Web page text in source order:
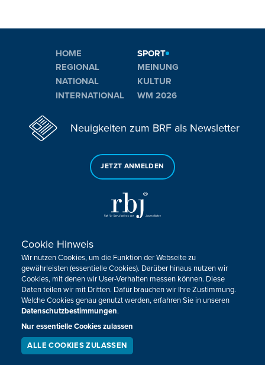
HOME
REGIONAL
NATIONAL
INTERNATIONAL
SPORT
MEINUNG
KULTUR
WM 2026
Neuigkeiten zum BRF als Newsletter
JETZT ANMELDEN
Sie haben noch Fragen oder Anmerkungen?
KONTAKTIEREN SIE UNS!
Impressum Datenschutz Kontakt
Barrierefreiheit
Cookie-Zustimmung anpassen
Design, Konzept & Programmierung:
Cookie Hinweis
Wir nutzen Cookies, um die Funktion der Webseite zu
gewährleisten (essentielle Cookies). Darüber hinaus nutzen wir
Cookies, mit denen wir User-Verhalten messen können. Diese
Daten teilen wir mit Dritten. Dafür brauchen wir Ihre Zustimmung.
Welche Cookies genau genutzt werden, erfahren Sie in unseren
Datenschutzbestimmungen.
Nur essentielle Cookies zulassen
ALLE COOKIES ZULASSEN
LIVESTREAM